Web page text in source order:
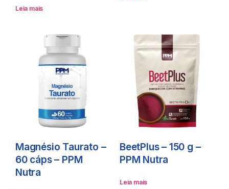
Leia mais
Magnésio Taurato –
60 cáps – PPM
Nutra
BeetPlus – 150 g –
PPM Nutra
Leia mais